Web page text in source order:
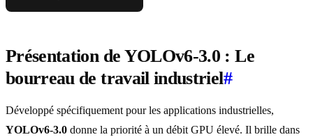
Présentation de YOLOv6-3.0 : Le
bourreau de travail industriel#
Développé spécifiquement pour les applications industrielles,
YOLOv6-3.0 donne la priorité à un débit GPU élevé. Il brille dans